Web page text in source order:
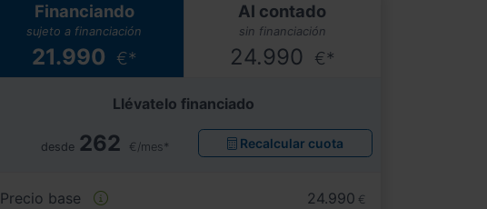
Financiando
sujeto a financiación
21.990 €*
Al contado
sin financiación
24.990 €*
Llévatelo financiado
desde 262 €/mes* Recalcular cuota
Precio base 24.990 €